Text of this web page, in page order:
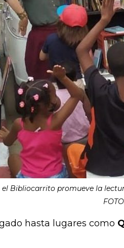
Bibliocarrito promueve la
hasta lugares como